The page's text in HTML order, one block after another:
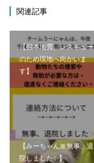
関連記事
【熊本地震、レスキュー
のため現地へ向かいま
す】
【みーちゃん🎀無事、退
院しました✨】